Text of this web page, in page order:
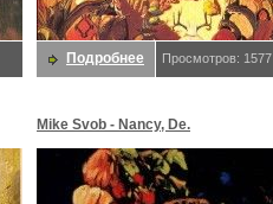
Подробнее Просмотров: 1577
Mike Svob - Nancy, De.